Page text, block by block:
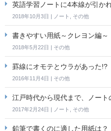
英語学習ノートに4本線が引か
2018年10月3日 | ノート その他
書きやすい用紙～クレヨン編～
2018年5月22日 | その他
罫線にオモテとウラがあった!?
2016年11月4日 | その他
江戸時代から現代まで、ノート
2017年2月24日 | ノート その他
鉛筆で書くのに適した用紙は？